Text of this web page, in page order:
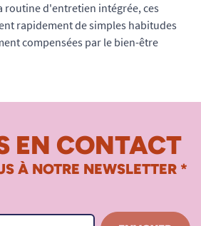
routine d'entretien intégrée, ces
rapidement de simples habitudes
compensées par le bien-être
EN CONTACT
À NOTRE NEWSLETTER *